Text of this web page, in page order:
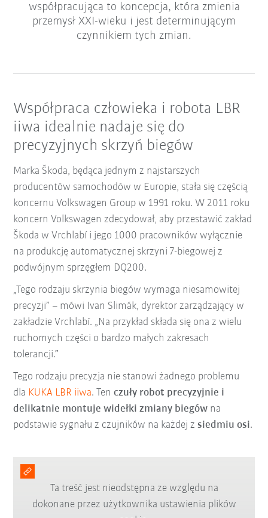
współpracująca to koncepcja, która zmienia
przemysł XXI-wieku i jest determinującym
czynnikiem tych zmian.
Współpraca człowieka i robota LBR
iiwa idealnie nadaje się do
precyzyjnych skrzyń biegów
Marka Škoda, będąca jednym z najstarszych
producentów samochodów w Europie, stała się częścią
koncernu Volkswagen Group w 1991 roku. W 2011 roku
koncern Volkswagen zdecydował, aby przestawić zakład
Škoda w Vrchlabí i jego 1000 pracowników wyłącznie
na produkcję automatycznej skrzyni 7-biegowej z
podwójnym sprzęgłem DQ200.
„Tego rodzaju skrzynia biegów wymaga niesamowitej
precyzji” – mówi Ivan Slimák, dyrektor zarządzający w
zakładzie Vrchlabí. „Na przykład składa się ona z wielu
ruchomych części o bardzo małych zakresach
tolerancji.”
Tego rodzaju precyzja nie stanowi żadnego problemu
dla KUKA LBR iiwa. Tenczuły robot precyzyjnie i
delikatnie montuje widełki zmiany biegów na
podstawie sygnału z czujników na każdej zsiedmiu osi.
Ta treść jest nieodstępna ze względu na
dokonane przez użytkownika ustawienia plików